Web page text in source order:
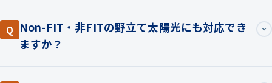
Q
Non-FIT・非FITの野立て太陽光にも対応でき
ますか？